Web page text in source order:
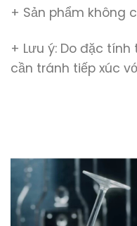
+ Sản phẩm không
+ Lưu ý: Do đặc
cần tránh tiếp xúc